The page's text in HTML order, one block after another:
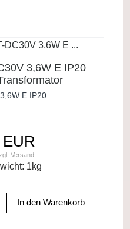
3,6W E IP20
E IP20
Versand
1kg